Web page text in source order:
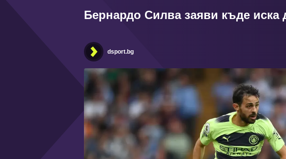
Бернардо Силва заяви къде иска
dsport.bg